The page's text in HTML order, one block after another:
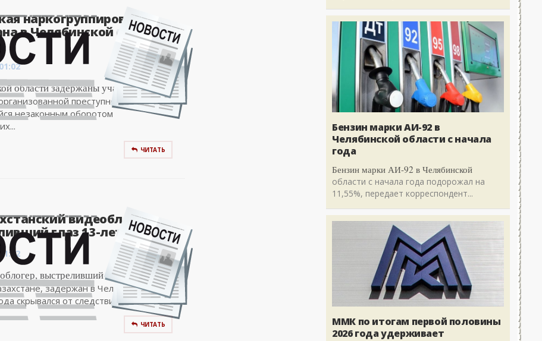
наркогруппировка
в Челябинской области
области задержаны участники
преступной группы,
незаконным оборотом
ЧИТАТЬ
видеоблогер,
глаз 13-летней..
выстреливший в глаз 13-летней
задержан в Челябинске –
скрывался от следствия,...
ЧИТАТЬ
Бензин марки АИ-92 в
Челябинской области с начала
года
Бензин марки АИ-92 в Челябинской
области с начала года подорожал на
11,55%, передает корреспондент...
ММК по итогам первой половины
2026 года удерживает